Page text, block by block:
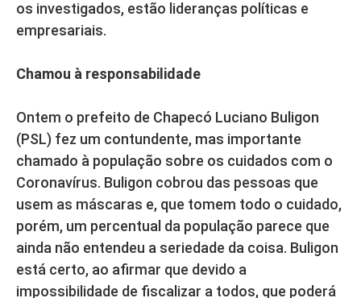
os investigados, estão lideranças políticas e
empresariais.
Chamou à responsabilidade
Ontem o prefeito de Chapecó Luciano Buligon
(PSL) fez um contundente, mas importante
chamado à população sobre os cuidados com o
Coronavírus. Buligon cobrou das pessoas que
usem as máscaras e, que tomem todo o cuidado,
porém, um percentual da população parece que
ainda não entendeu a seriedade da coisa. Buligon
está certo, ao afirmar que devido a
impossibilidade de fiscalizar a todos, que poderá